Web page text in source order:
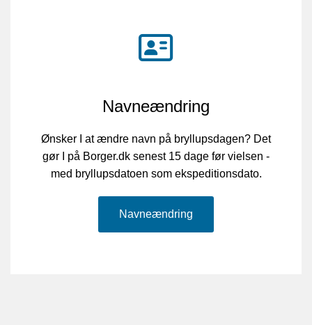
Navneændring
Ønsker I at ændre navn på bryllupsdagen? Det
gør I på Borger.dk senest 15 dage før vielsen -
med bryllupsdatoen som ekspeditionsdato.
Navneændring